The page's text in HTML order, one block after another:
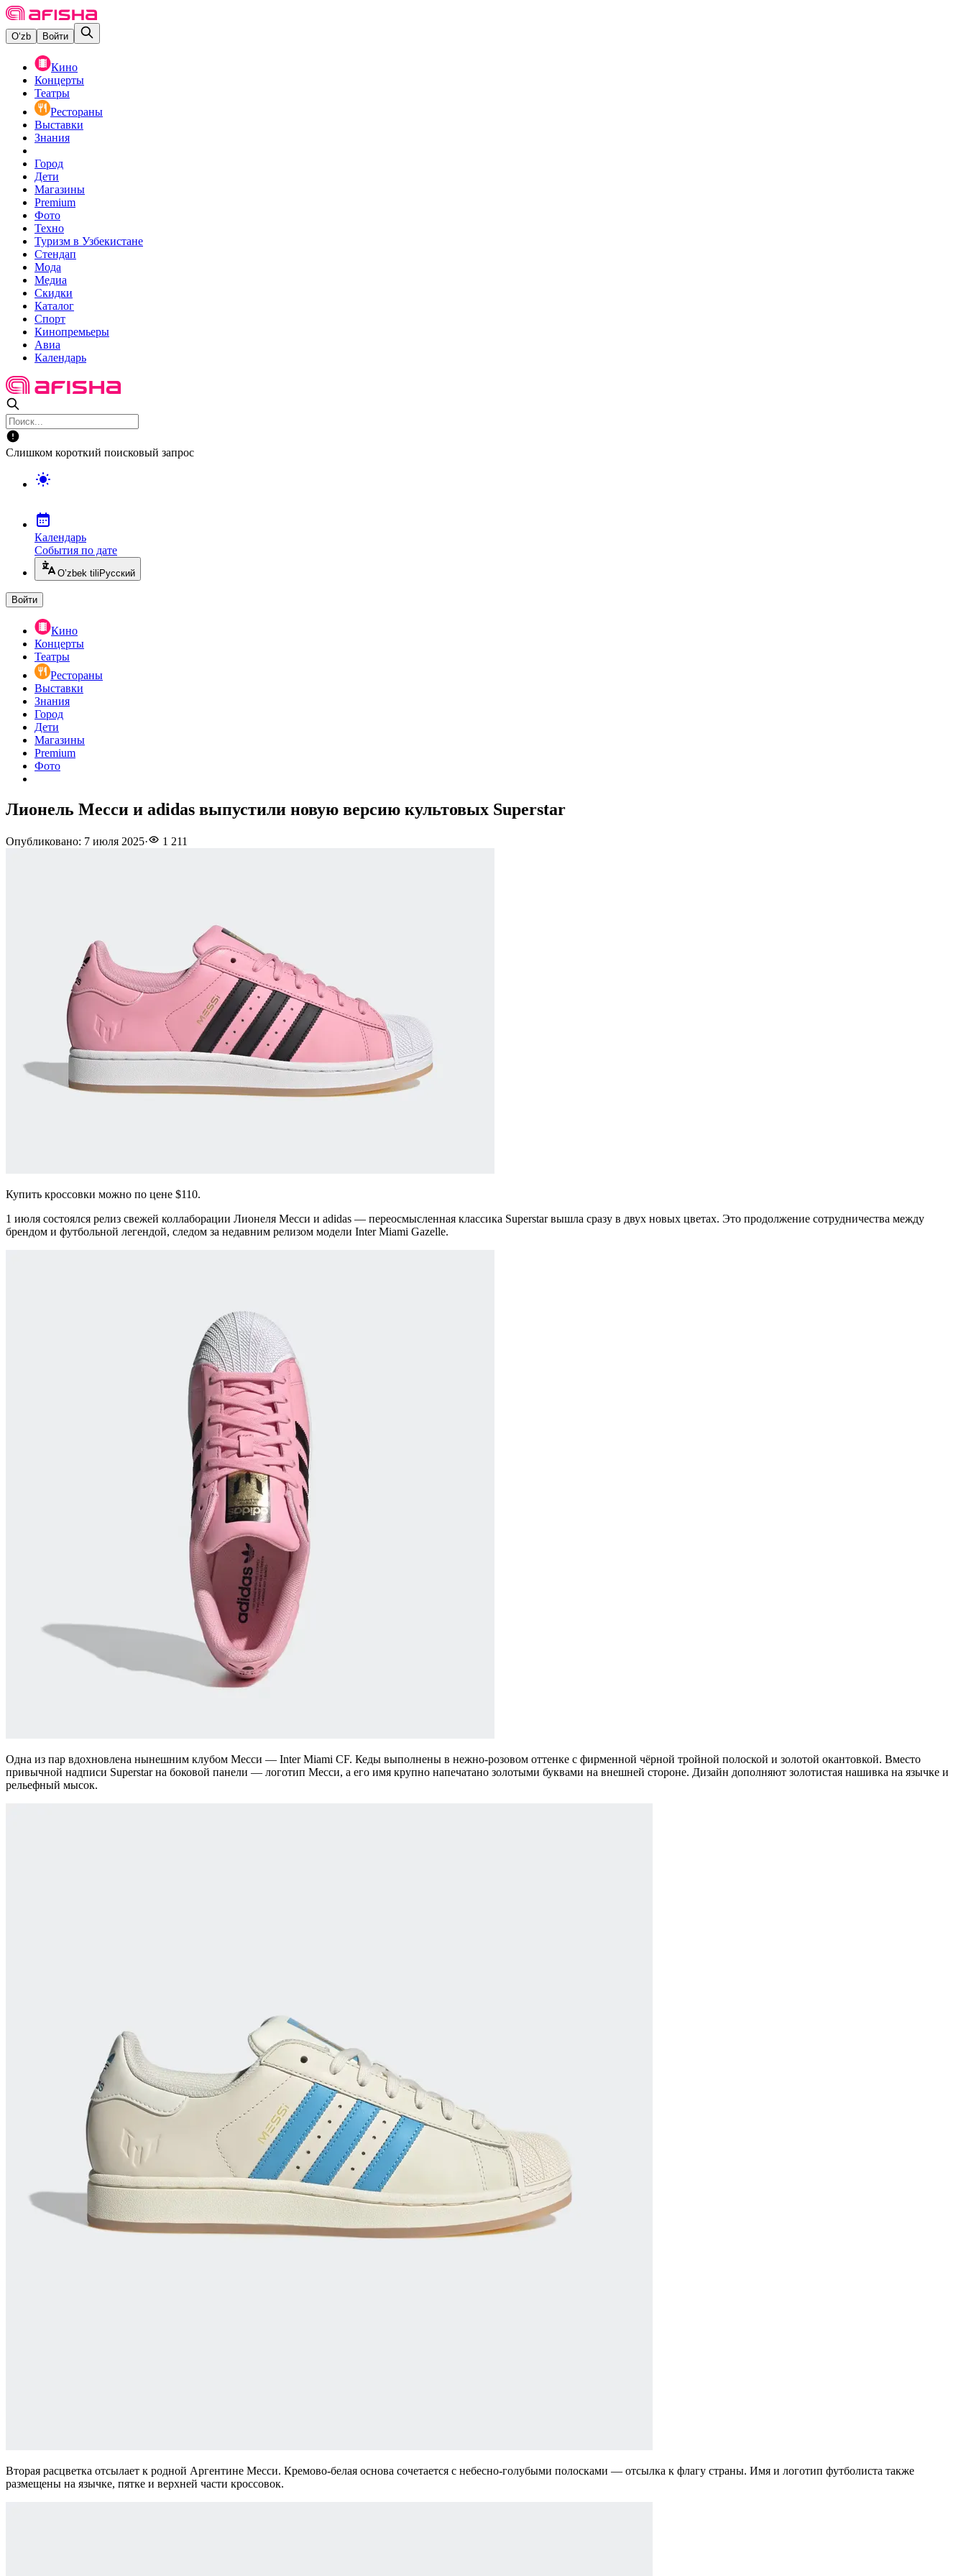
O‘zb Войти
Кино
Концерты
Театры
Рестораны
Выставки
Знания
Город
Дети
Магазины
Premium
Фото
Техно
Туризм в Узбекистане
Стендап
Мода
Медиа
Скидки
Каталог
Спорт
Кинопремьеры
Авиа
Календарь
Слишком короткий поисковый запрос
Календарь
События по дате
O’zbek tili Русский
Войти
Кино
Концерты
Театры
Рестораны
Выставки
Знания
Город
Дети
Магазины
Premium
Фото
Лионель Месси и adidas выпустили новую версию культовых Superstar
Опубликовано: 7 июля 2025· 1 211
Купить кроссовки можно по цене $110.
1 июля состоялся релиз свежей коллаборации Лионеля Месси и adidas — переосмысленная классика Superstar вышла сразу в двух новых цветах. Это продолжение сотрудничества между
брендом и футбольной легендой, следом за недавним релизом модели Inter Miami Gazelle.
Одна из пар вдохновлена нынешним клубом Месси — Inter Miami CF. Кеды выполнены в нежно-розовом оттенке с фирменной чёрной тройной полоской и золотой окантовкой. Вместо
привычной надписи Superstar на боковой панели — логотип Месси, а его имя крупно напечатано золотыми буквами на внешней стороне. Дизайн дополняют золотистая нашивка на язычке и
рельефный мысок.
Вторая расцветка отсылает к родной Аргентине Месси. Кремово-белая основа сочетается с небесно-голубыми полосками — отсылка к флагу страны. Имя и логотип футболиста также
размещены на язычке, пятке и верхней части кроссовок.